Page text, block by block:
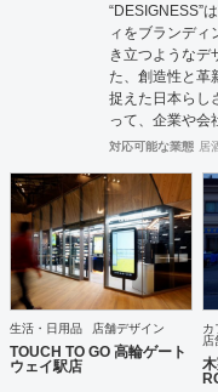
“DESIGNESS”
ィをブランディ
き立つようなデ
た、創造性と革
捉えた日本らし
って、企業や会
性を秘めた解決
空間デザイン：
て、人と場所と
トデザイン：家
たデザインを体
ます。 グラフィ
ク、広告、サイ
て、未来のヴィ
ザイン：Web、
イネージなど コ
生活の多様性
対応可能な業態 居
生活・日用品 店舗デザイン
TOUCH TO GO 高輪ゲート
ウェイ駅店
カ
店